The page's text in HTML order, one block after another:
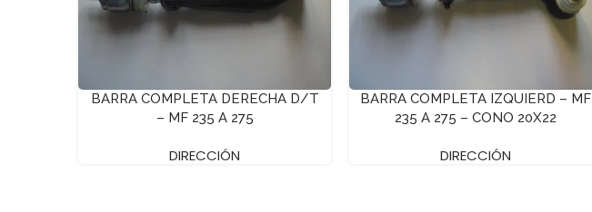
BARRA COMPLETA DERECHA D/T
– MF 235 A 275
DIRECCIÓN
BARRA COMPLETA IZQUIERD – MF
235 A 275 – CONO 20X22
DIRECCIÓN